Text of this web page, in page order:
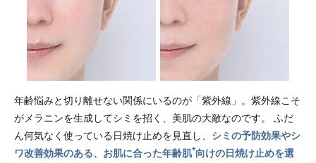
年齢悩みと切り離せない関係にいるのが「紫外線」。紫外線こそ
がメラニンを生成してシミを招く、美肌の大敵なのです。
ふだ
ん何気なく使っている日焼け止めを見直し、 シミの予防効果やシ
ワ改善効果のある、お肌に合った年齢肌*向けの日焼け止めを選